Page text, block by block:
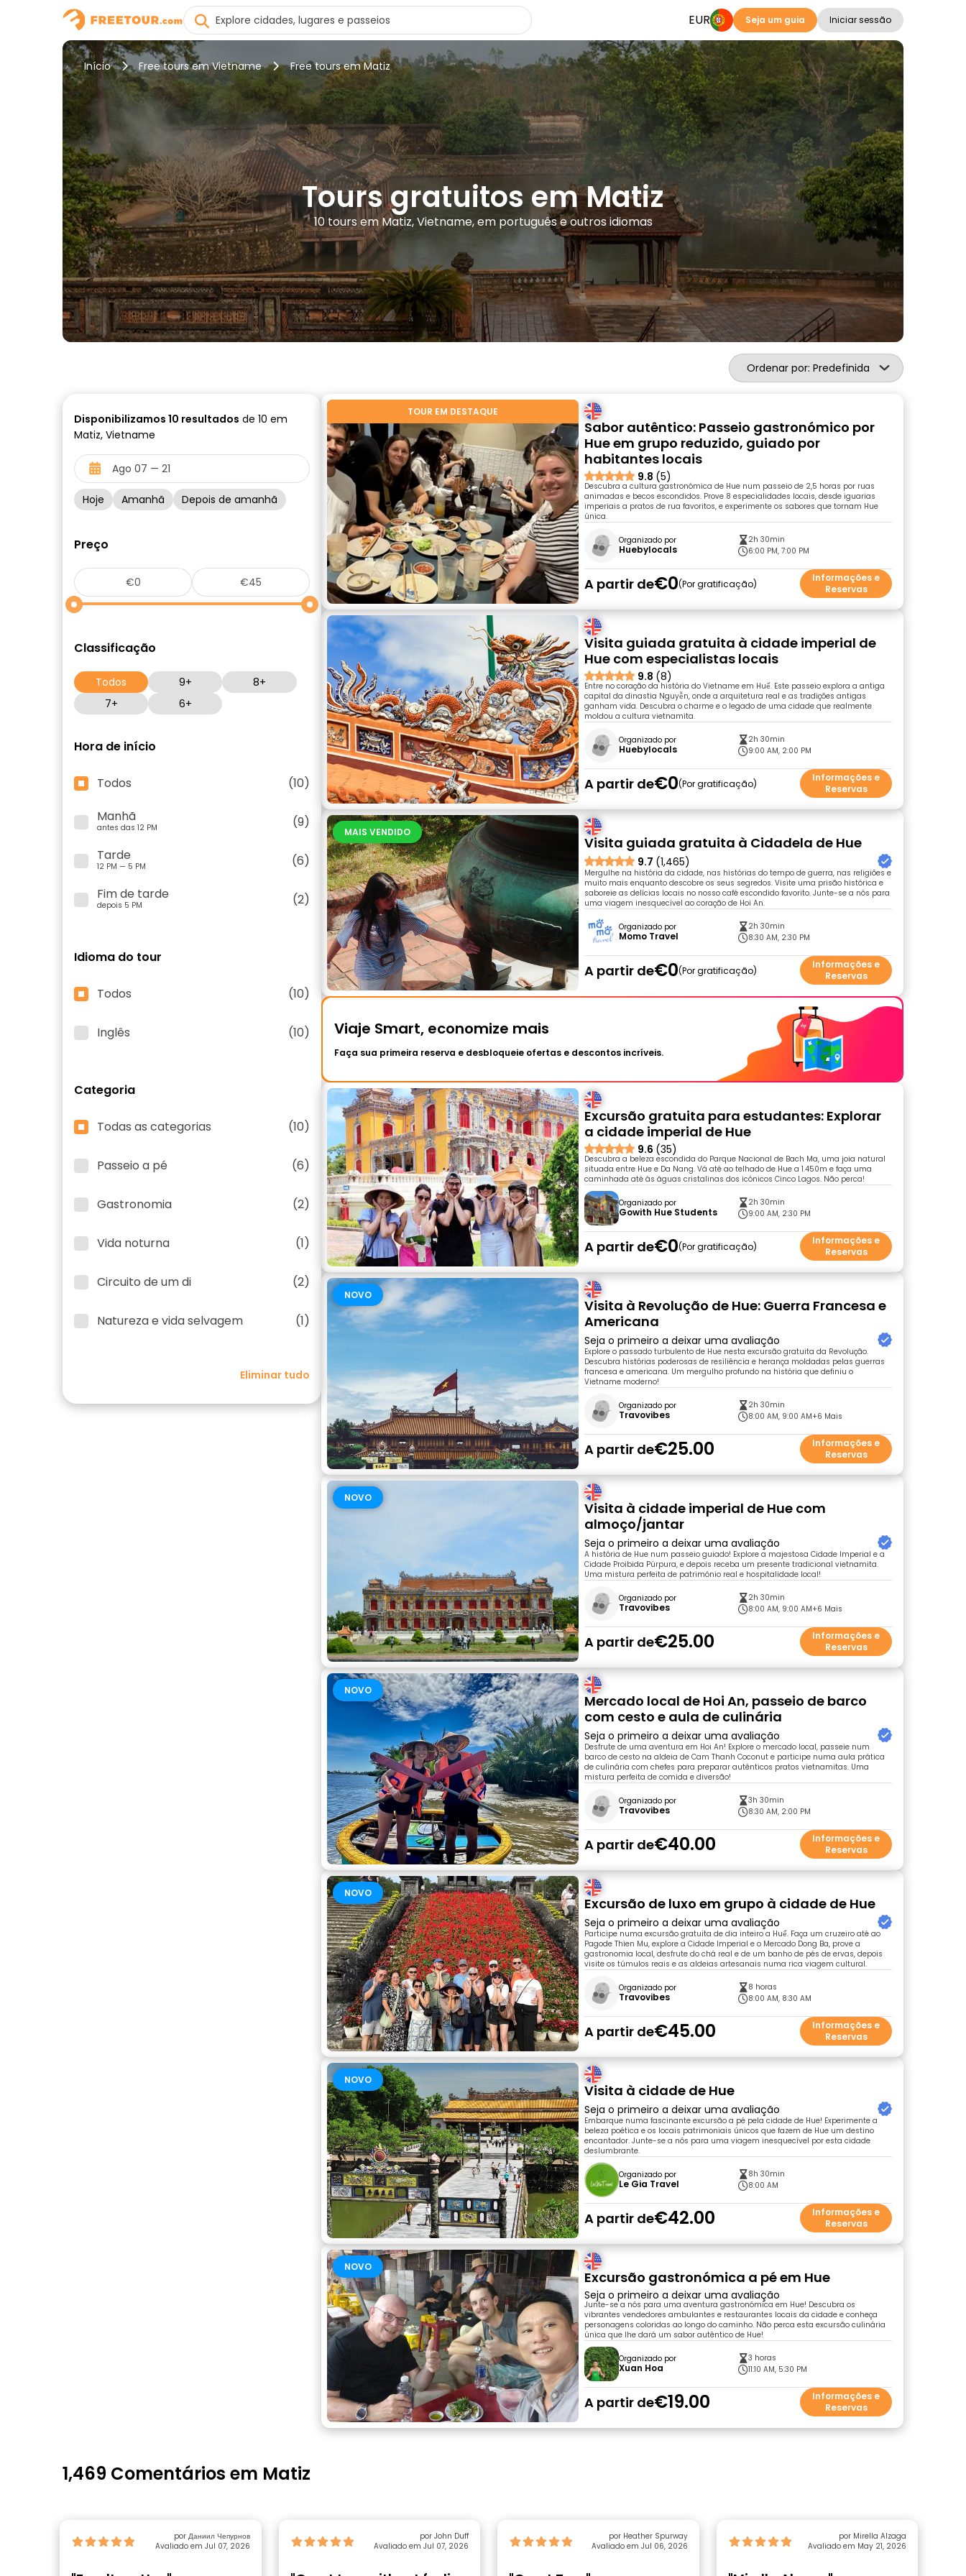
EUR Seja um guia Iniciar sessão
Início Free tours em Vietname Free tours em Matiz
Tours gratuitos em Matiz
10 tours em Matiz, Vietname, em português e outros idiomas
Ordenar por: Predefinida
Disponibilizamos 10 resultados de 10 em
Matiz, Vietname
Hoje Amanhã Depois de amanhã
Preço
Classificação
Todos 9+
8+
7+
6+
Hora de início
Todos
(10)
Manhã
antes das 12 PM
(9)
Tarde
12 PM — 5 PM
(6)
Fim de tarde
depois 5 PM (2)
Idioma do tour
Todos (10)
Inglês (10)
Categoria
Todas as categorias (10)
Passeio a pé (6)
Gastronomia (2)
Vida noturna (1)
Circuito de um di (2)
Natureza e vida selvagem (1)
Eliminar tudo
TOUR EM DESTAQUE
Sabor autêntico: Passeio gastronómico por
Hue em grupo reduzido, guiado por
habitantes locais
9.8 (5)
Descubra a cultura gastronómica de Hue num passeio de 2,5 horas por ruas
animadas e becos escondidos. Prove 8 especialidades locais, desde iguarias
imperiais a pratos de rua favoritos, e experimente os sabores que tornam Hue
única.
Organizado por
Huebylocals
2h 30min
6:00 PM, 7:00 PM
A partir de€0 Por gratificação
Informações e
Reservas
Visita guiada gratuita à cidade imperial de
Hue com especialistas locais
9.8 (8)
Entre no coração da história do Vietname em Huế. Este passeio explora a antiga
capital da dinastia Nguyễn, onde a arquitetura real e as tradições antigas
ganham vida. Descubra o charme e o legado de uma cidade que realmente
moldou a cultura vietnamita.
Organizado por
Huebylocals
2h 30min
9:00 AM, 2:00 PM
A partir de€0 Por gratificação
Informações e
Reservas
MAIS VENDIDO
Visita guiada gratuita à Cidadela de Hue
9.7 (1,465)
Mergulhe na história da cidade, nas histórias do tempo de guerra, nas religiões e
muito mais enquanto descobre os seus segredos. Visite uma prisão histórica e
saboreie as delícias locais no nosso café escondido favorito. Junte-se a nós para
uma viagem inesquecível ao coração de Hoi An.
Organizado por
Momo Travel
2h 30min
8:30 AM, 2:30 PM
A partir de€0 Por gratificação
Informações e
Reservas
Viaje Smart, economize mais
Faça sua primeira reserva e desbloqueie ofertas e descontos incríveis.
Excursão gratuita para estudantes: Explorar
a cidade imperial de Hue
9.6 (35)
Descubra a beleza escondida do Parque Nacional de Bach Ma, uma joia natural
situada entre Hue e Da Nang. Vá até ao telhado de Hue a 1.450m e faça uma
caminhada até às águas cristalinas dos icónicos Cinco Lagos. Não perca!
Organizado por
Gowith Hue Students
2h 30min
9:00 AM, 2:30 PM
A partir de€0 Por gratificação
Informações e
Reservas
NOVO
Visita à Revolução de Hue: Guerra Francesa e
Americana
Seja o primeiro a deixar uma avaliação
Explore o passado turbulento de Hue nesta excursão gratuita da Revolução.
Descubra histórias poderosas de resiliência e herança moldadas pelas guerras
francesa e americana. Um mergulho profundo na história que definiu o
Vietname moderno!
Organizado por
Travovibes
2h 30min
8:00 AM, 9:00 AM+6 Mais
A partir de€25.00
Informações e
Reservas
NOVO
Visita à cidade imperial de Hue com
almoço/jantar
Seja o primeiro a deixar uma avaliação
A história de Hue num passeio guiado! Explore a majestosa Cidade Imperial e a
Cidade Proibida Púrpura, e depois receba um presente tradicional vietnamita.
Uma mistura perfeita de património real e hospitalidade local!
Organizado por
Travovibes
2h 30min
8:00 AM, 9:00 AM+6 Mais
A partir de€25.00
Informações e
Reservas
NOVO
Mercado local de Hoi An, passeio de barco
com cesto e aula de culinária
Seja o primeiro a deixar uma avaliação
Desfrute de uma aventura em Hoi An! Explore o mercado local, passeie num
barco de cesto na aldeia de Cam Thanh Coconut e participe numa aula prática
de culinária com chefes para preparar autênticos pratos vietnamitas. Uma
mistura perfeita de comida e diversão!
Organizado por
Travovibes
3h 30min
8:30 AM, 2:00 PM
A partir de€40.00
Informações e
Reservas
NOVO
Excursão de luxo em grupo à cidade de Hue
Seja o primeiro a deixar uma avaliação
Participe numa excursão gratuita de dia inteiro a Huế. Faça um cruzeiro até ao
Pagode Thien Mu, explore a Cidade Imperial e o Mercado Dong Ba, prove a
gastronomia local, desfrute do chá real e de um banho de pés de ervas, depois
visite os túmulos reais e as aldeias artesanais numa rica viagem cultural.
Organizado por
Travovibes
8 horas
8:00 AM, 8:30 AM
A partir de€45.00
Informações e
Reservas
NOVO
Visita à cidade de Hue
Seja o primeiro a deixar uma avaliação
Embarque numa fascinante excursão a pé pela cidade de Hue! Experimente a
beleza poética e os locais patrimoniais únicos que fazem de Hue um destino
encantador. Junte-se a nós para uma viagem inesquecível por esta cidade
deslumbrante.
Organizado por
Le Gia Travel
8h 30min
8:00 AM
A partir de€42.00
Informações e
Reservas
NOVO
Excursão gastronómica a pé em Hue
Seja o primeiro a deixar uma avaliação
Junte-se a nós para uma aventura gastronómica em Hue! Descubra os
vibrantes vendedores ambulantes e restaurantes locais da cidade e conheça
personagens coloridas ao longo do caminho. Não perca esta excursão culinária
única que lhe dará um sabor autêntico de Hue!
Organizado por
Xuan Hoa
3 horas
11:10 AM, 5:30 PM
A partir de€19.00
Informações e
Reservas
1,469 Comentários em Matiz
por Даниил Чепурнов
Avaliado em Jul 07, 2026
por John Duff
Avaliado em Jul 07, 2026
por Heather Spurway
Avaliado em Jul 06, 2026
por Mirella Alzaga
Avaliado em May 21, 2026